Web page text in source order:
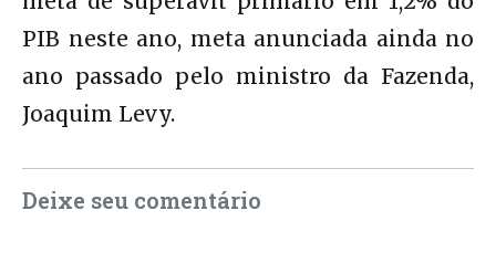
PIB neste ano, meta anunciada ainda no
ano passado pelo ministro da Fazenda,
Joaquim Levy.
Deixe seu comentário